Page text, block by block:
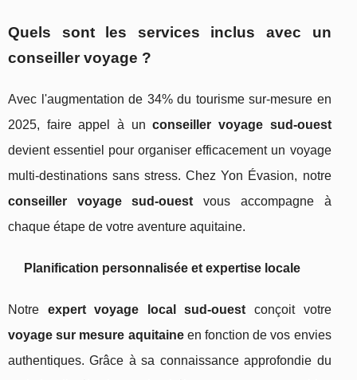
Quels sont les services inclus avec un
conseiller voyage ?
Avec l'augmentation de 34% du tourisme sur-mesure en
2025, faire appel à unconseiller voyage sud-ouest
devient essentiel pour organiser efficacement un voyage
multi-destinations sans stress. Chez Yon Évasion, notre
conseiller voyage sud-ouest vous accompagne à
chaque étape de votre aventure aquitaine.
Planification personnalisée et expertise locale
Notre expert voyage local sud-ouest conçoit votre
voyage sur mesure aquitaineen fonction de vos envies
authentiques. Grâce à sa connaissance approfondie du